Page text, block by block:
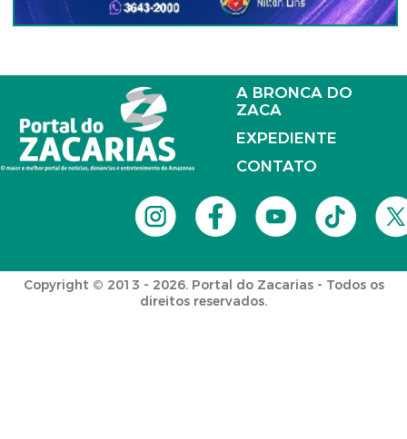
A BRONCA DO
ZACA
EXPEDIENTE
CONTATO
Copyright © 2013 - 2026. Portal do Zacarias - Todos os
direitos reservados.